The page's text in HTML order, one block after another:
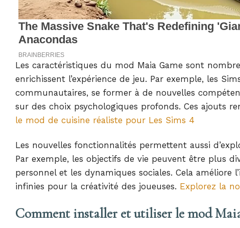
Les caractéristiques du mod Maia Game sont
enrichissent l’expérience de jeu. Par exemple, les
communautaires, se former à de nouvelles
sur des choix psychologiques profonds. Ces ajouts
le mod de cuisine réaliste pour Les Sims 4
Les nouvelles fonctionnalités permettent aussi
Par exemple, les objectifs de vie peuvent être plus
personnel et les dynamiques sociales. Cela
infinies pour la créativité des joueuses. Explorez la
Comment installer et utiliser le mod